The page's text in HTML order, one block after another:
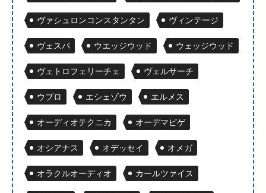
ヴァシュロンコンスタンタン ヴィンテージ
ヴェスパ ウエッジウッド ウェッジウッド
ヴェトロフェリーチェ ヴェルサーチ
ウブロ エシェゾウ エルメス
オーディオテクニカ オーデマピゲ
オシアナス オデッセイ オメガ
オラクルオーディオ カールツァイス